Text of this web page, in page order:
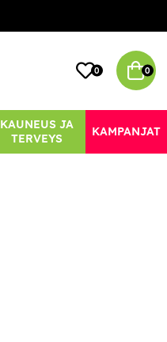
0 0
KAUNEUS JA
TERVEYS
KAMPANJAT